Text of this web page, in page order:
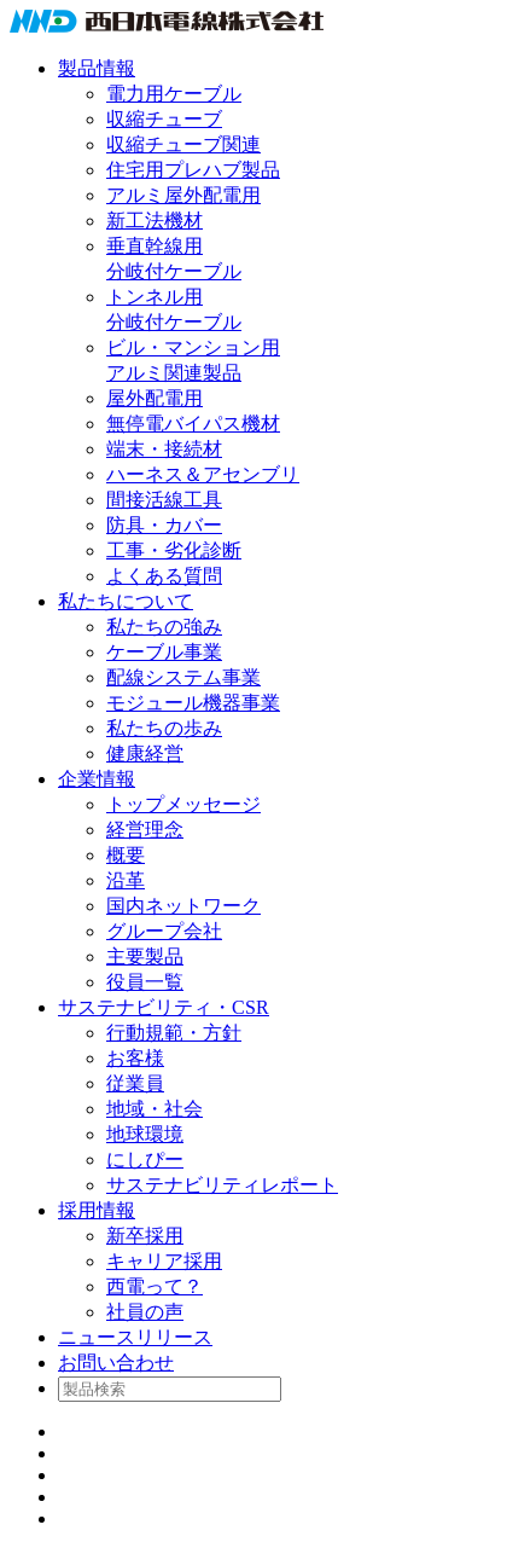
製品情報
電力用ケーブル
収縮チューブ
収縮チューブ関連
住宅用プレハブ製品
アルミ屋外配電用
新工法機材
垂直幹線用
分岐付ケーブル
トンネル用
分岐付ケーブル
ビル・マンション用
アルミ関連製品
屋外配電用
無停電バイパス機材
端末・接続材
ハーネス＆アセンブリ
間接活線工具
防具・カバー
工事・劣化診断
よくある質問
私たちについて
私たちの強み
ケーブル事業
配線システム事業
モジュール機器事業
私たちの歩み
健康経営
企業情報
トップメッセージ
経営理念
概要
沿革
国内ネットワーク
グループ会社
主要製品
役員一覧
サステナビリティ・CSR
行動規範・方針
お客様
従業員
地域・社会
地球環境
にしぴー
サステナビリティレポート
採用情報
新卒採用
キャリア採用
西電って？
社員の声
ニュースリリース
お問い合わせ